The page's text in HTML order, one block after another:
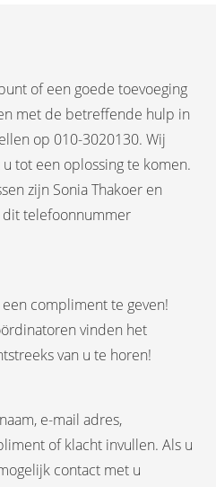
of een goede toevoeging
met de betreffende hulp in
op 010-3020130. Wij
tot een oplossing te komen.
zijn Sonia Thakoer en
dit telefoonnummer
compliment te geven!
vinden het
van u te horen!
e-mail adres,
of klacht invullen. Als u
contact met u